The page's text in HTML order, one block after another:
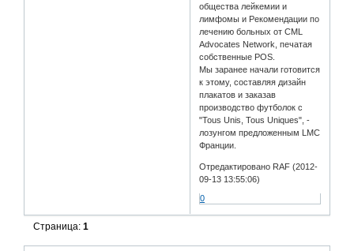
общества лейкемии и
лимфомы и Рекомендации по
лечению больных от CML
Advocates Network, печатая
собственные POS.
Мы заранее начали готовится
к этому, составляя дизайн
плакатов и заказав
производство футболок с
"Tous Unis, Tous Uniques", -
лозунгом предложенным LMC
Франции.
Отредактировано RAF (2012-
09-13 13:55:06)
0
Страница:1